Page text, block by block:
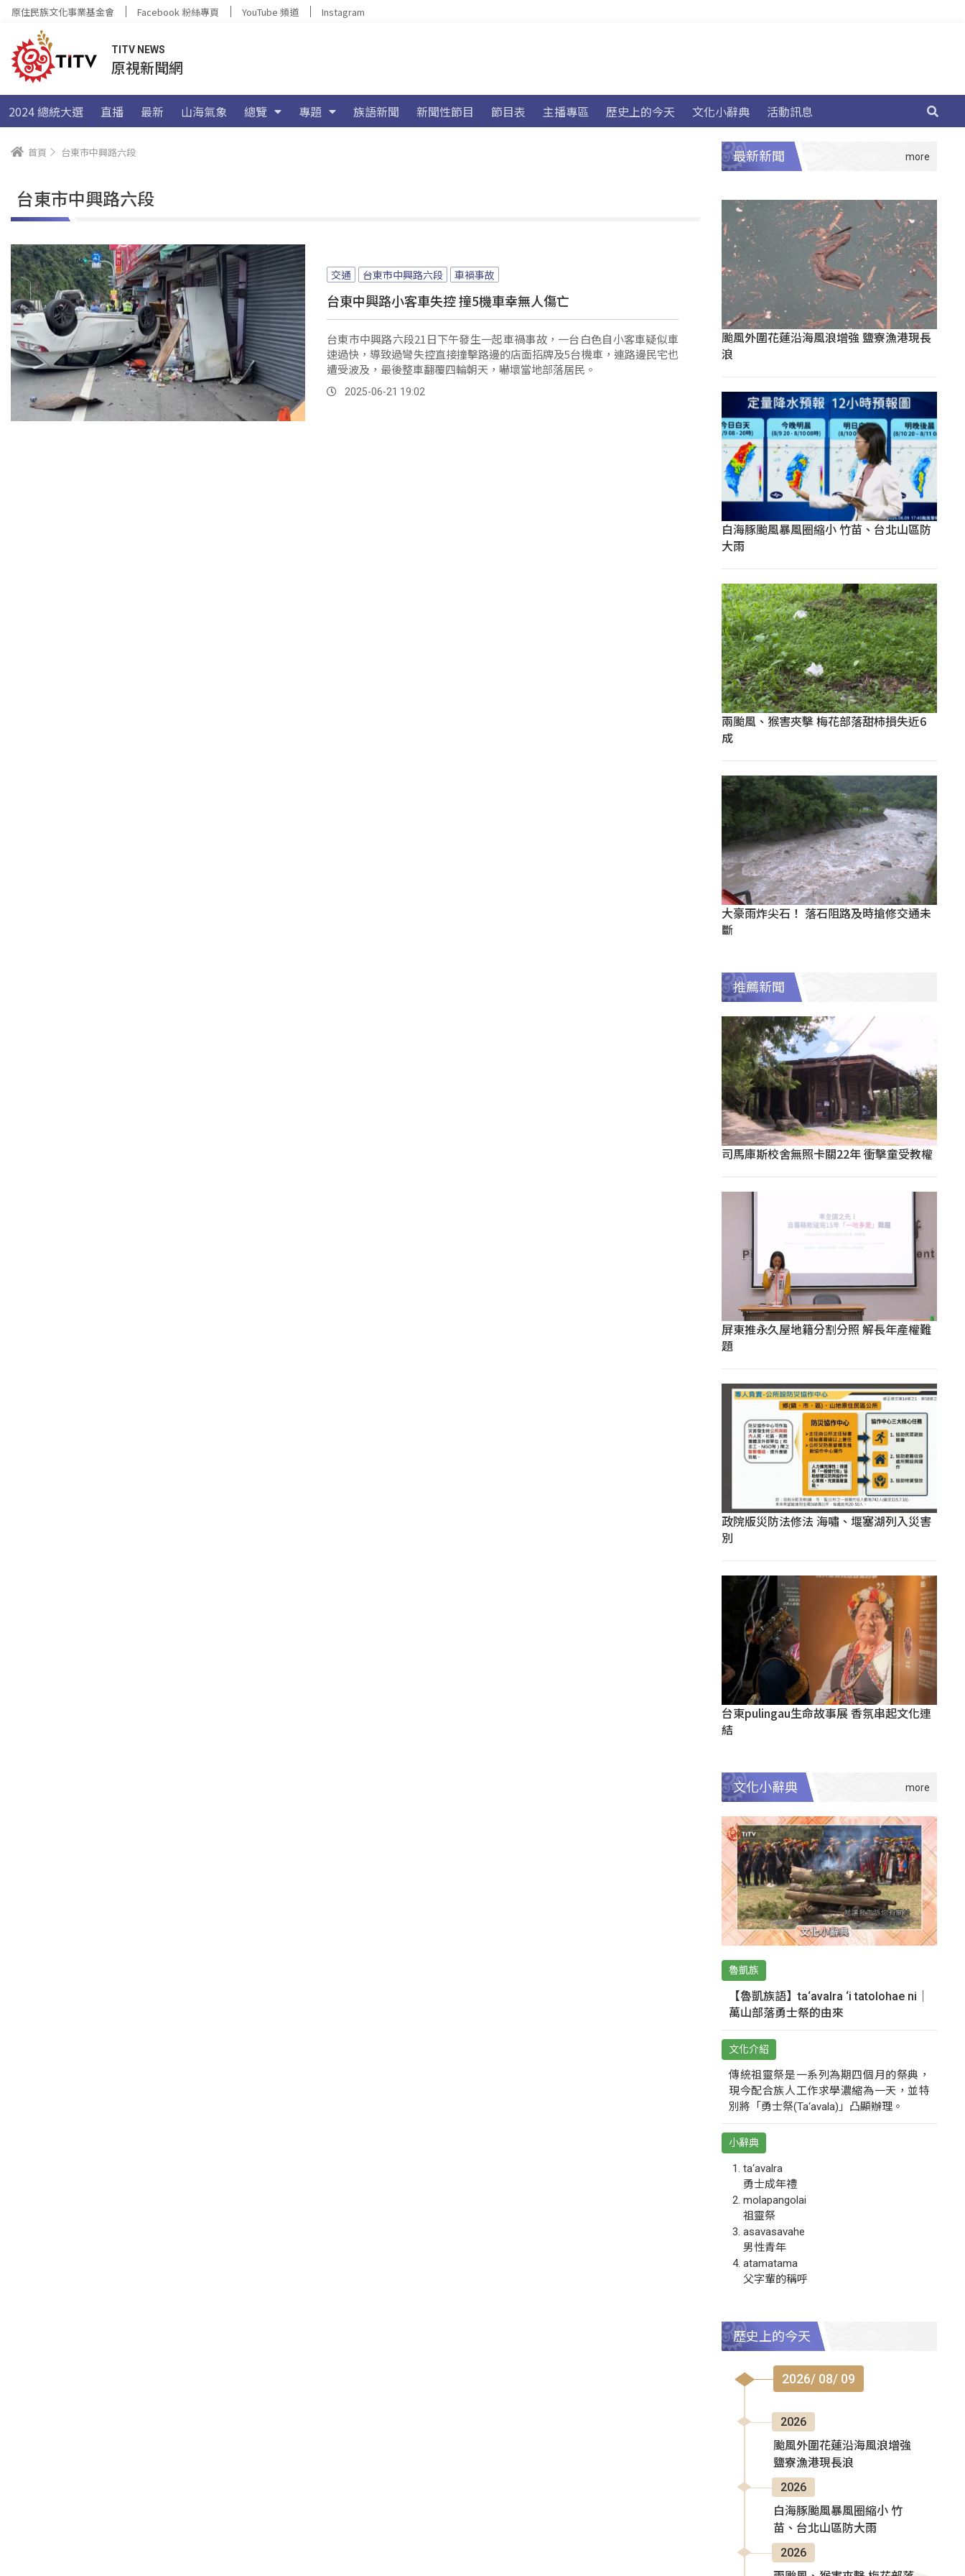
原住民族文化事業基金會 Facebook 粉絲專頁 YouTube 頻道 Instagram
TITV NEWS
原視新聞網
2024 總統大選 直播 最新 山海氣象 總覽 專題 族語新聞 新聞性節目 節目表 主播專區 歷史上的今天 文化小辭典 活動訊息
首頁 台東市中興路六段
台東市中興路六段
交通 台東市中興路六段 車禍事故
台東中興路小客車失控 撞5機車幸無人傷亡
台東市中興路六段21日下午發生一起車禍事故，一台白色自小客車疑似車
速過快，導致過彎失控直接撞擊路邊的店面招牌及5台機車，連路邊民宅也
遭受波及，最後整車翻覆四輪朝天，嚇壞當地部落居民。
2025-06-21 19:02
最新新聞
颱風外圍花蓮沿海風浪增強 鹽寮漁港現長
浪
白海豚颱風暴風圈縮小 竹苗、台北山區防
大雨
兩颱風、猴害夾擊 梅花部落甜柿損失近6
成
大豪雨炸尖石！ 落石阻路及時搶修交通未
斷
推薦新聞
司馬庫斯校舍無照卡關22年 衝擊童受教權
屏東推永久屋地籍分割分照 解長年產權難
題
政院版災防法修法 海嘯、堰塞湖列入災害
別
台東pulingau生命故事展 香氛串起文化連
結
文化小辭典
魯凱族
【魯凱族語】ta‘avalra ‘i tatolohae ni｜
萬山部落勇士祭的由來
文化介紹
傳統祖靈祭是一系列為期四個月的祭典，
現今配合族人工作求學濃縮為一天，並特
別將「勇士祭(Ta‘avala)」凸顯辦理。
小辭典
ta‘avalra
勇士成年禮
molapangolai
祖靈祭
asavasavahe
男性青年
atamatama
父字輩的稱呼
歷史上的今天
2026/ 08/ 09
2026
颱風外圍花蓮沿海風浪增強
鹽寮漁港現長浪
2026
白海豚颱風暴風圈縮小 竹
苗、台北山區防大雨
2026